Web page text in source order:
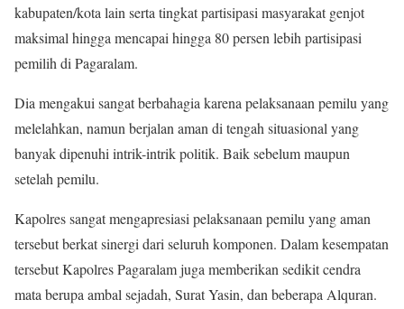
kabupaten/kota lain serta tingkat partisipasi masyarakat genjot
maksimal hingga mencapai hingga 80 persen lebih partisipasi
pemilih di Pagaralam.
Dia mengakui sangat berbahagia karena pelaksanaan pemilu yang
melelahkan, namun berjalan aman di tengah situasional yang
banyak dipenuhi intrik-intrik politik. Baik sebelum maupun
setelah pemilu.
Kapolres sangat mengapresiasi pelaksanaan pemilu yang aman
tersebut berkat sinergi dari seluruh komponen. Dalam kesempatan
tersebut Kapolres Pagaralam juga memberikan sedikit cendra
mata berupa ambal sejadah, Surat Yasin, dan beberapa Alquran.